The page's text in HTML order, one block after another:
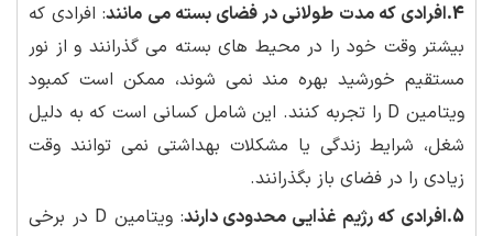
4.افرادی که مدت طولانی در فضای بسته می مانند
: افرادی که
بیشتر وقت خود را در محیط های بسته می گذرانند و از نور
مستقیم خورشید بهره مند نمی شوند، ممکن است کمبود
ویتامین D را تجربه کنند. این شامل کسانی است که به دلیل
شغل، شرایط زندگی یا مشکلات بهداشتی نمی توانند وقت
زیادی را در فضای باز بگذرانند.
5.افرادی که رژیم غذایی محدودی دارند
: ویتامین D در برخی